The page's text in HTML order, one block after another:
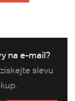
na e-mail?
slevu